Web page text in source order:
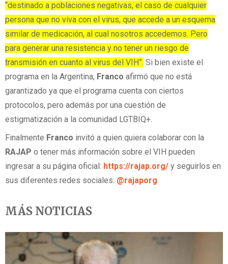
“destinado a poblaciones negativas, el caso de cualquier
persona que no viva con el virus, que accede a un esquema
similar de medicación, al cual nosotros accedemos. Pero
para generar una resistencia y no tener un riesgo de
transmisión en cuanto al virus del VIH”. Si bien existe el
programa en la Argentina, Franco afirmó que no está
garantizado ya que el programa cuenta con ciertos
protocolos, pero además por una cuestión de
estigmatización a la comunidad LGTBIQ+.
Finalmente Franco invitó a quien quiera colaborar con la
RAJAP o tener más información sobre el VIH pueden
ingresar a su página oficial: https://rajap.org/ y seguirlos en
sus diferentes redes sociales: @rajaporg
MÁS NOTICIAS